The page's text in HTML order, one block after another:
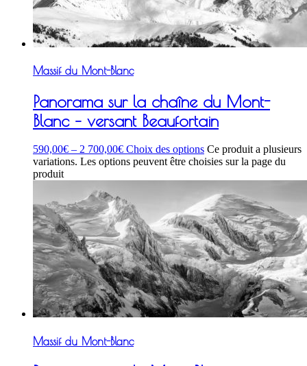
Massif du Mont-Blanc
Panorama sur la chaîne du Mont-
Blanc – versant Beaufortain
590,00€ – 2 700,00€ Choix des options Ce produit a plusieurs
variations. Les options peuvent être choisies sur la page du
produit
Massif du Mont-Blanc